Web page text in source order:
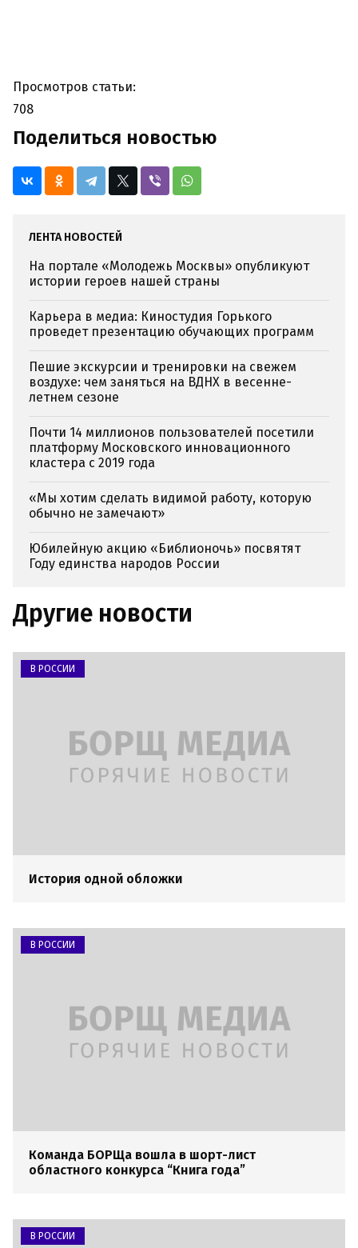
Просмотров статьи:
708
Поделиться новостью
ЛЕНТА НОВОСТЕЙ
На портале «Молодежь Москвы» опубликуют
истории героев нашей страны
Карьера в медиа: Киностудия Горького
проведет презентацию обучающих программ
Пешие экскурсии и тренировки на свежем
воздухе: чем заняться на ВДНХ в весенне-
летнем сезоне
Почти 14 миллионов пользователей посетили
платформу Московского инновационного
кластера с 2019 года
«Мы хотим сделать видимой работу, которую
обычно не замечают»
Юбилейную акцию «Библионочь» посвятят
Году единства народов России
Другие новости
В РОССИИ
История одной обложки
В РОССИИ
Команда БОРЩа вошла в шорт-лист
областного конкурса “Книга года”
В РОССИИ